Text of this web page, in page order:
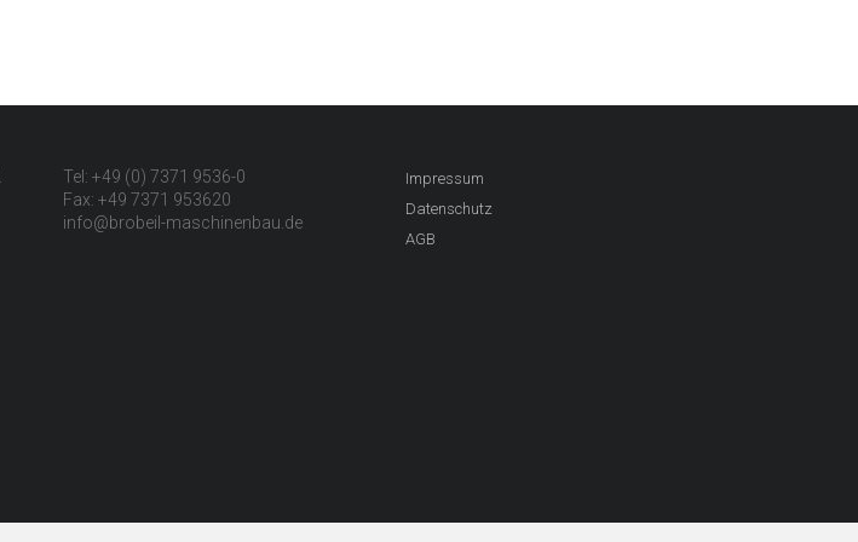
Tel: +49 (0) 7371 9536-0
Fax: +49 7371 953620
info@brobeil-maschinenbau.de
Impressum
Datenschutz
AGB